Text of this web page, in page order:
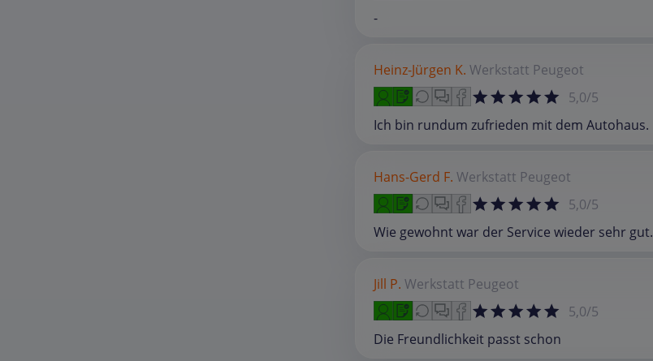
-
Heinz-Jürgen K. Werkstatt Peugeot
5,0/5
Ich bin rundum zufrieden mit dem Autohaus.
Hans-Gerd F. Werkstatt Peugeot
5,0/5
Wie gewohnt war der Service wieder sehr gut.
Jill P. Werkstatt Peugeot
5,0/5
Die Freundlichkeit passt schon